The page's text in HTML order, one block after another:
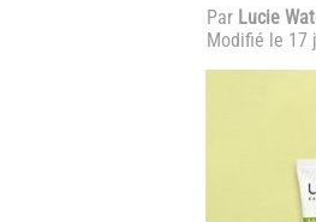
Par Lucie
Modifié le 17